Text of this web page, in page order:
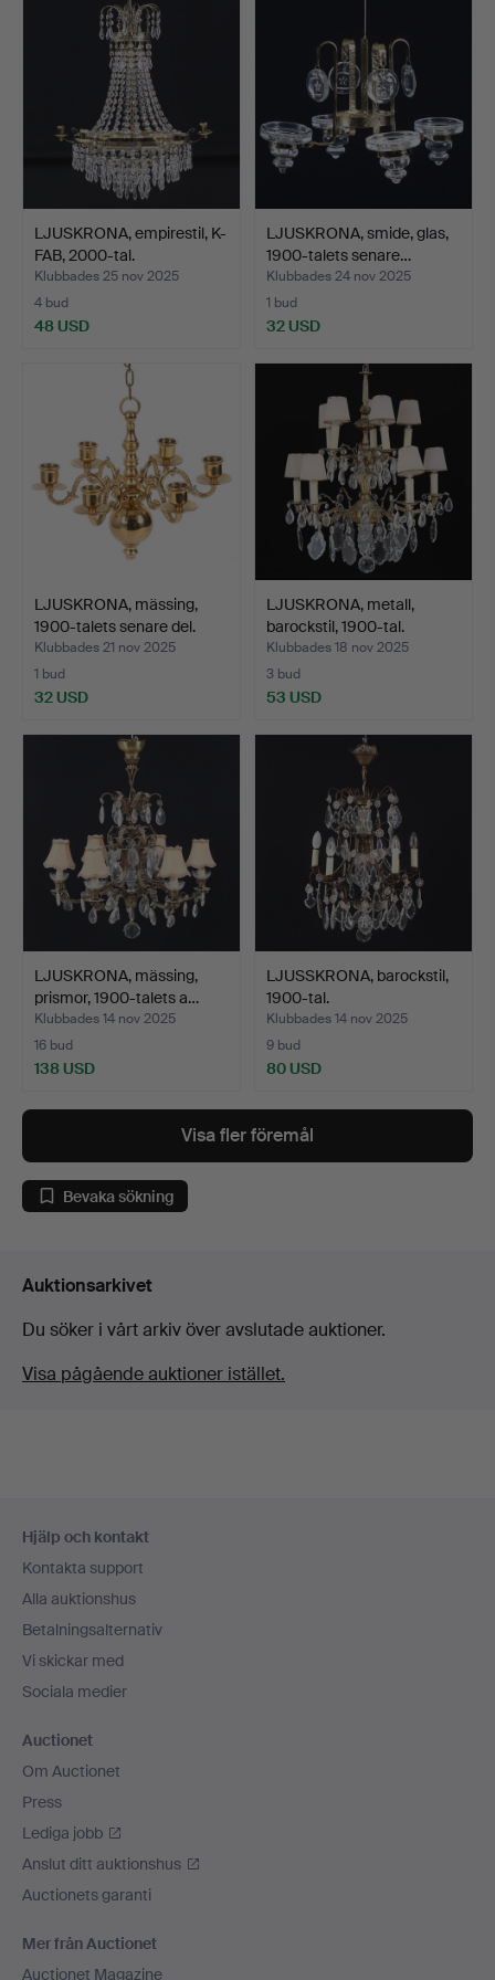
LJUSKRONA, empirestil, K-
FAB, 2000-tal.
Klubbades 25 nov 2025
4 bud
48 USD
LJUSKRONA, smide, glas,
1900-talets senare…
Klubbades 24 nov 2025
1 bud
32 USD
LJUSKRONA, mässing,
1900-talets senare del.
Klubbades 21 nov 2025
1 bud
32 USD
LJUSKRONA, metall,
barockstil, 1900-tal.
Klubbades 18 nov 2025
3 bud
53 USD
LJUSKRONA, mässing,
prismor, 1900-talets a…
Klubbades 14 nov 2025
16 bud
138 USD
LJUSSKRONA, barockstil,
1900-tal.
Klubbades 14 nov 2025
9 bud
80 USD
Visa fler föremål
Bevaka sökning
Auktionsarkivet
Du söker i vårt arkiv över avslutade auktioner.
Visa pågående auktioner istället.
Hjälp och kontakt
Kontakta support
Alla auktionshus
Betalningsalternativ
Vi skickar med
Sociala medier
Auctionet
Om Auctionet
Press
Lediga jobb
Anslut ditt auktionshus
Auctionets garanti
Mer från Auctionet
Auctionet Magazine